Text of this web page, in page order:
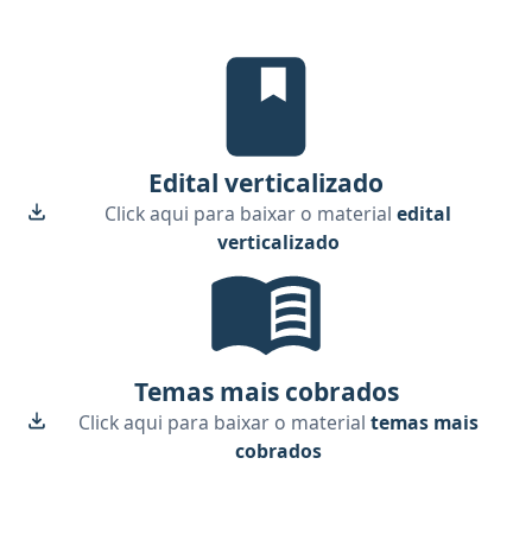
Edital Verticalizado, material
Edital verticalizado
Click aqui para baixar o materialedital
verticalizado
Temas mais cobrados
Click aqui para baixar o material temas mais
cobrados